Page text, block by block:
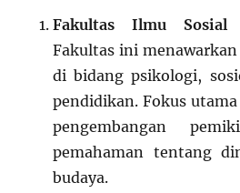
Fakultas Ilmu Sosial
Fakultas ini
di bidang psikologi,
pendidikan. Fokus
pengembangan
pemahaman tentang
budaya.